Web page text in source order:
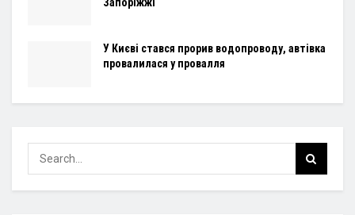
Запоріжжі
У Києві стався прорив водопроводу, автівка
провалилася у провалля